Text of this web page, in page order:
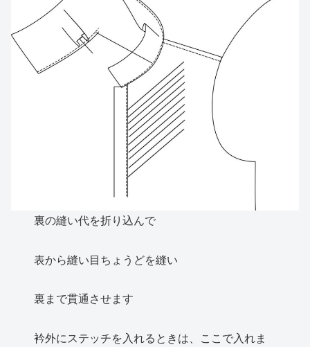
裏の縫い代を折り込んで
表から縫い目ちょうどを縫い
裏まで貫通させます
衿外にステッチを入れるときは、ここで入れま